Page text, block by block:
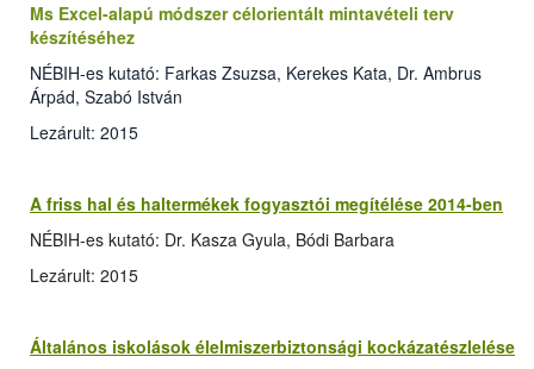
Ms Excel-alapú módszer célorientált mintavételi terv
készítéséhez
NÉBIH-es kutató: Farkas Zsuzsa, Kerekes Kata, Dr. Ambrus
Árpád, Szabó István
Lezárult: 2015
A friss hal és haltermékek fogyasztói megítélése 2014-ben
NÉBIH-es kutató: Dr. Kasza Gyula, Bódi Barbara
Lezárult: 2015
Általános iskolások élelmiszerbiztonsági kockázatészlelése